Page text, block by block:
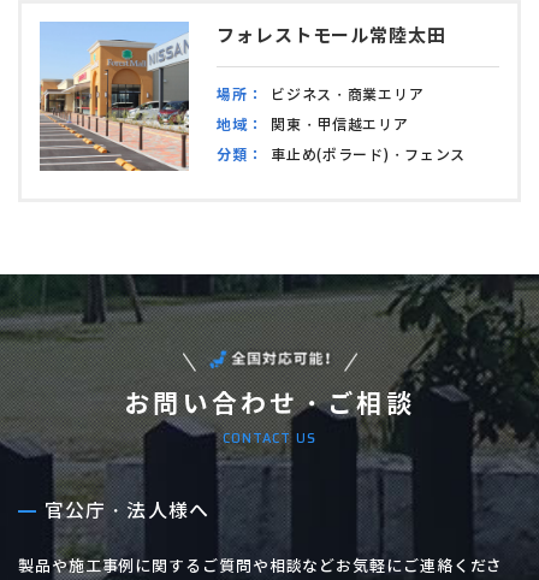
フォレストモール常陸太田
場所：
ビジネス・商業エリア
地域：
関東・甲信越エリア
分類：
車止め(ボラード)・フェンス
お問い合わせ・ご相談
CONTACT US
官公庁・法人様へ
製品や施工事例に関するご質問や相談などお気軽にご連絡くださ